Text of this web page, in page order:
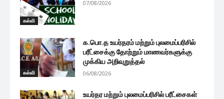
கல்வி
07/08/2026
கல்வி
க.பொ.த உயர்தரம் மற்றும் புலமைப்பரிசில்
பரீட்சைக்கு தோற்றும் மாணவர்களுக்கு
முக்கிய அறிவுறுத்தல்
06/08/2026
உயர்தர மற்றும் புலமைப்பரிசில் பரீட்சைகள்